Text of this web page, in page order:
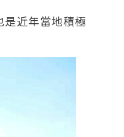
近年當地積極